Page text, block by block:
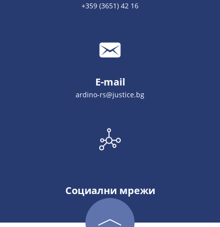
+359 (3651) 42 16
E-mail
ardino-rs@justice.bg
Социални мрежи